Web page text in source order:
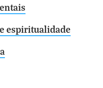
espiritualidade